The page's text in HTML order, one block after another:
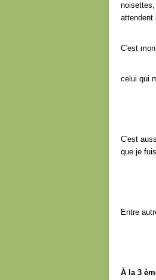
attendent
C'est
celui qui
C'est
que je
Entre
À la 3